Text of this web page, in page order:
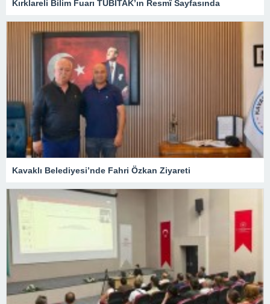
Kırklareli Bilim Fuarı TÜBİTAK’ın Resmî Sayfasında
Kavaklı Belediyesi’nde Fahri Özkan Ziyareti